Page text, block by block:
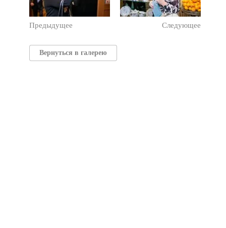
Предыдущее Следующее
Вернуться в галерею